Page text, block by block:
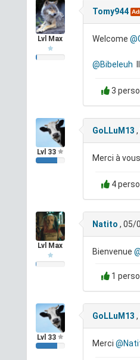
Lvl Max
Tomy944
Welcome
@Bibeleuh
3
Lvl 33
GoLLuM13
Merci à
4
Lvl Max
Natito , 05/
Bienvenue
1
Lvl 33
GoLLuM13
Merci